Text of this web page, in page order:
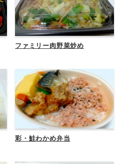
ファミリー肉野菜炒め
彩・鮭わかめ弁当